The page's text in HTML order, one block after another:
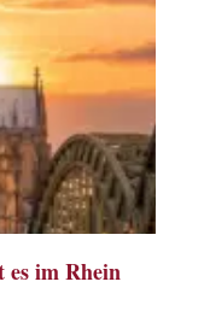
im Rhein